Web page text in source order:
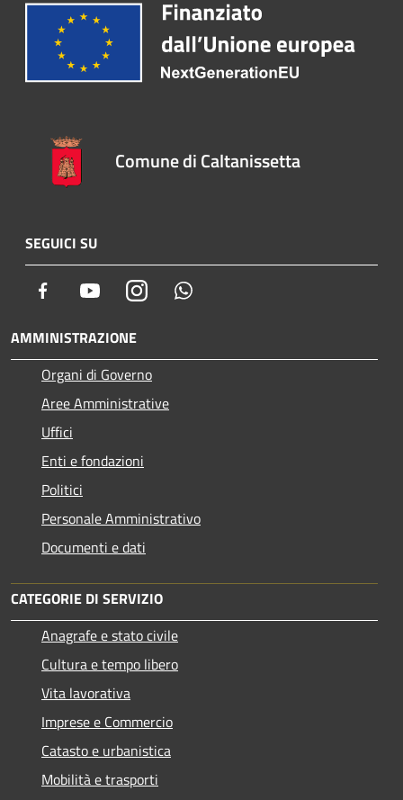
Comune di Caltanissetta
SEGUICI SU
Facebook YoutubeInstagram
AMMINISTRAZIONE
Organi di Governo
Aree Amministrative
Uffici
Enti e fondazioni
Politici
Personale Amministrativo
Documenti e dati
CATEGORIE DI SERVIZIO
Anagrafe e stato civile
Cultura e tempo libero
Vita lavorativa
Imprese e Commercio
Catasto e urbanistica
Mobilità e trasporti